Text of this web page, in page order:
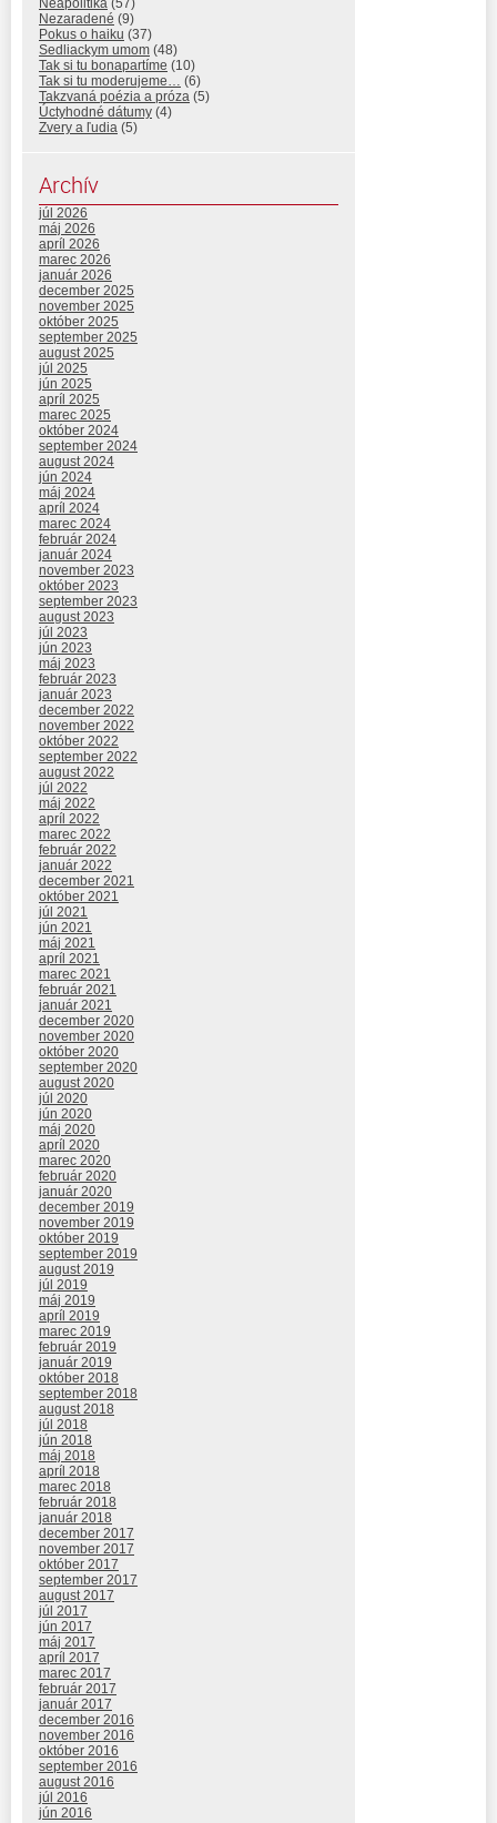
Neapolitika (57)
Nezaradené (9)
Pokus o haiku (37)
Sedliackym umom (48)
Tak si tu bonapartíme (10)
Tak si tu moderujeme… (6)
Takzvaná poézia a próza (5)
Úctyhodné dátumy (4)
Zvery a ľudia (5)
Archív
júl 2026
máj 2026
apríl 2026
marec 2026
január 2026
december 2025
november 2025
október 2025
september 2025
august 2025
júl 2025
jún 2025
apríl 2025
marec 2025
október 2024
september 2024
august 2024
jún 2024
máj 2024
apríl 2024
marec 2024
február 2024
január 2024
november 2023
október 2023
september 2023
august 2023
júl 2023
jún 2023
máj 2023
február 2023
január 2023
december 2022
november 2022
október 2022
september 2022
august 2022
júl 2022
máj 2022
apríl 2022
marec 2022
február 2022
január 2022
december 2021
október 2021
júl 2021
jún 2021
máj 2021
apríl 2021
marec 2021
február 2021
január 2021
december 2020
november 2020
október 2020
september 2020
august 2020
júl 2020
jún 2020
máj 2020
apríl 2020
marec 2020
február 2020
január 2020
december 2019
november 2019
október 2019
september 2019
august 2019
júl 2019
máj 2019
apríl 2019
marec 2019
február 2019
január 2019
október 2018
september 2018
august 2018
júl 2018
jún 2018
máj 2018
apríl 2018
marec 2018
február 2018
január 2018
december 2017
november 2017
október 2017
september 2017
august 2017
júl 2017
jún 2017
máj 2017
apríl 2017
marec 2017
február 2017
január 2017
december 2016
november 2016
október 2016
september 2016
august 2016
júl 2016
jún 2016